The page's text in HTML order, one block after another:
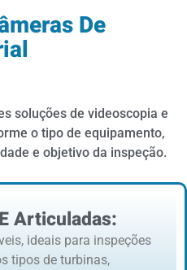
De
soluções de videoscopia e
o tipo de equipamento,
e objetivo da inspeção.
Articuladas:
ideais para inspeções
tipos de turbinas,